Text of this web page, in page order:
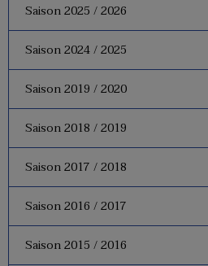
Saison 2025 / 2026
Saison 2024 / 2025
Saison 2019 / 2020
Saison 2018 / 2019
Saison 2017 / 2018
Saison 2016 / 2017
Saison 2015 / 2016